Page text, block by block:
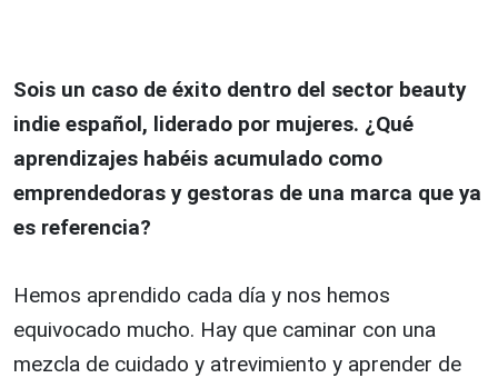
Sois un caso de éxito dentro del sector beauty
indie español, liderado por mujeres. ¿Qué
aprendizajes habéis acumulado como
emprendedoras y gestoras de una marca que ya
es referencia?
Hemos aprendido cada día y nos hemos
equivocado mucho. Hay que caminar con una
mezcla de cuidado y atrevimiento y aprender de